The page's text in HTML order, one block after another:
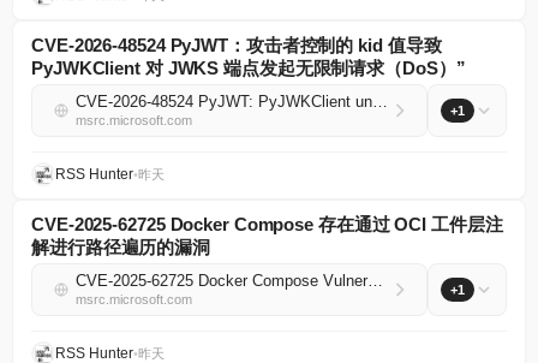
CVE-2026-48524 PyJWT：攻击者控制的 kid 值导致
PyJWKClient 对 JWKS 端点发起无限制请求（DoS）”
CVE-2026-48524 PyJWT: PyJWKClient unbounded JWKS endpoint requests via attacker-controlled kid values (DoS)
msrc.microsoft.com
+1
RSS Hunter•昨天
CVE-2025-62725 Docker Compose 存在通过 OCI 工件层注
解进行路径遍历的漏洞
CVE-2025-62725 Docker Compose Vulnerable to Path Traversal via OCI Artifact Layer Annotations
msrc.microsoft.com
+1
RSS Hunter•昨天